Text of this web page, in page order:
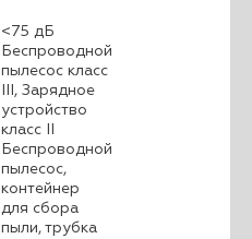
<75 дБ
Беспроводной
пылесос класс
III, Зарядное
устройство
класс II
Беспроводной
пылесос,
контейнер
для сбора
пыли, трубка